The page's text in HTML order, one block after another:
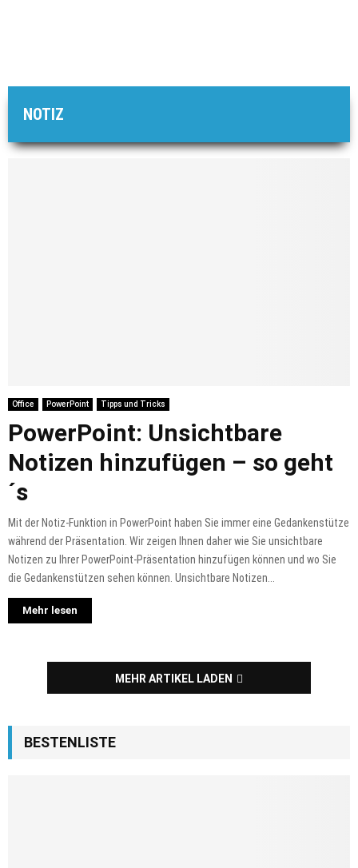
NOTIZ
Office PowerPoint Tipps und Tricks
PowerPoint: Unsichtbare
Notizen hinzufügen – so geht
´s
Mit der Notiz-Funktion in PowerPoint haben Sie immer eine Gedankenstütze
während der Präsentation. Wir zeigen Ihnen daher wie Sie unsichtbare
Notizen zu Ihrer PowerPoint-Präsentation hinzufügen können und wo Sie
die Gedankenstützen sehen können. Unsichtbare Notizen...
Mehr lesen
MEHR ARTIKEL LADEN
BESTENLISTE